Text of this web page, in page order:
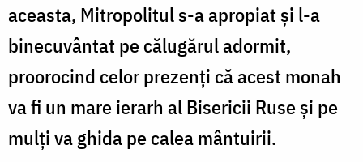
aceasta, Mitropolitul s-a apropiat și l-a
binecuvântat pe călugărul adormit,
proorocind celor prezenți că acest monah
va fi un mare ierarh al Bisericii Ruse și pe
mulți va ghida pe calea mântuirii.